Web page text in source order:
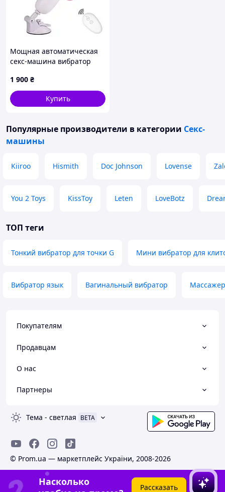
Мощная автоматическая
секс-машина вибратор
женской мастурбации на
присоске
1 900 ₴
Купить
Популярные производители в категории Секс-
машины
Kiiroo Hismith Doc Johnson Lovense
You 2 Toys KissToy Leten LoveBotz
ТОП теги
Тонкий вибратор для точки G Мини вибратор для
Вибратор язык Вагинальный вибратор
Покупателям
Продавцам
О нас
Партнеры
Тема - светлая BETA
© Prom.ua — маркетплейс України, 2008-2026
Насколько
Рассказать